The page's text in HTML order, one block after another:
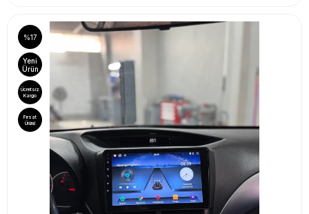
%17
Yeni
Ürün
Ücretsiz
Kargo
Fırsat
Ürünü